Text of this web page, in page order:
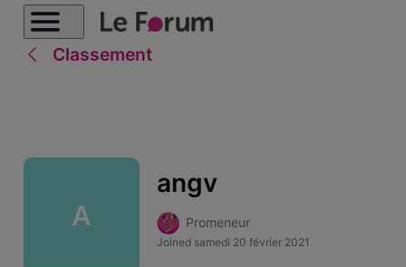
Classement
A
angv
Promeneur
Joined samedi 20 février 2021